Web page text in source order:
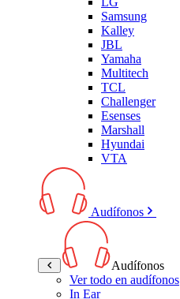
Samsung
Kalley
JBL
Yamaha
Multitech
TCL
Challenger
Esenses
Marshall
Hyundai
VTA
Audífonos
Audífonos
Ver todo en audífonos
In Ear